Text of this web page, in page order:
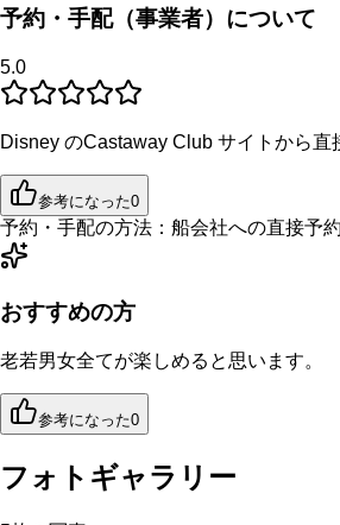
予約・手配（事業者）について
5.0
Disney のCastaway Club サイトから直
参考になった0
予約・手配の方法： 船会社への直接予約
おすすめの方
老若男女全てが楽しめると思います。
参考になった0
フォトギャラリー